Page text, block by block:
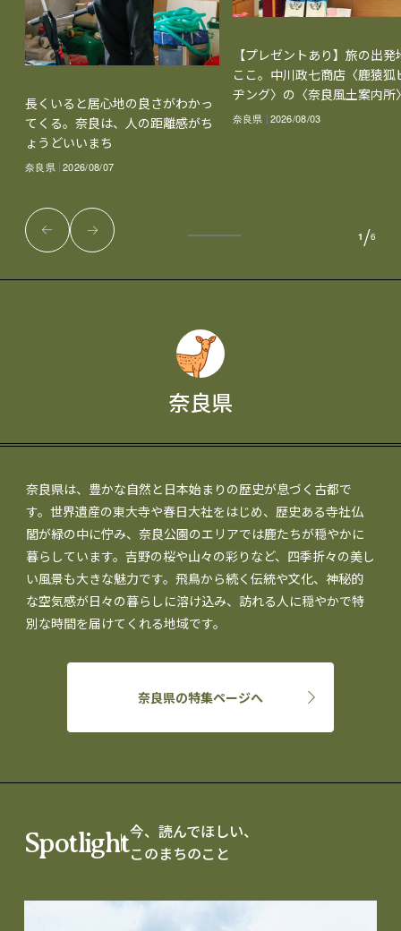
奈良県
奈良県は、豊かな自然と日本始まりの歴史が息づく古都で
す。世界遺産の東大寺や春日大社をはじめ、歴史ある寺社仏
閣が緑の中に佇み、奈良公園のエリアでは鹿たちが穏やかに
暮らしています。吉野の桜や山々の彩りなど、四季折々の美し
い風景も大きな魅力です。飛鳥から続く伝統や文化、神秘的
な空気感が日々の暮らしに溶け込み、訪れる人に穏やかで特
別な時間を届けてくれる地域です。
奈良県の特集ページへ
長くいると居心地の良さがわかっ
てくる。奈良は、人の距離感がち
ょうどいいまち
奈良県 2026/08/07
【プレゼントあり】旅の出発
ここ。中川政七商店〈鹿猿狐
ヂング〉の〈奈良風土案内所
奈良県 2026/08/03
1 /6
Spotlight今、読んでほしい、
このまちのこと